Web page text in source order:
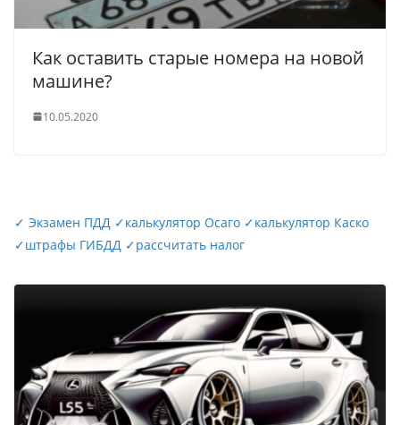
Как оставить старые номера на новой
машине?
10.05.2020
✓ Экзамен ПДД ✓калькулятор Осаго ✓калькулятор Каско
✓штрафы ГИБДД ✓рассчитать налог